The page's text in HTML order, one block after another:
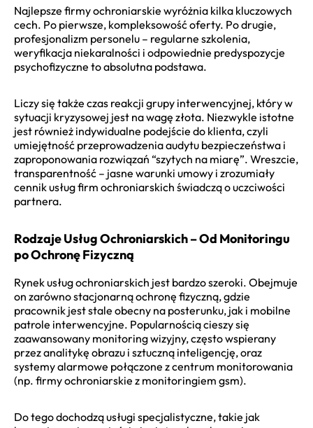
Najlepsze firmy ochroniarskie wyróżnia kilka kluczowych
cech. Po pierwsze, kompleksowość oferty. Po drugie,
profesjonalizm personelu – regularne szkolenia,
weryfikacja niekaralności i odpowiednie predyspozycje
psychofizyczne to absolutna podstawa.
Liczy się także czas reakcji grupy interwencyjnej, który w
sytuacji kryzysowej jest na wagę złota. Niezwykle istotne
jest również indywidualne podejście do klienta, czyli
umiejętność przeprowadzenia audytu bezpieczeństwa i
zaproponowania rozwiązań “szytych na miarę”. Wreszcie,
transparentność – jasne warunki umowy i zrozumiały
cennik usług firm ochroniarskich świadczą o uczciwości
partnera.
Rodzaje Usług Ochroniarskich – Od Monitoringu
po Ochronę Fizyczną
Rynek usług ochroniarskich jest bardzo szeroki. Obejmuje
on zarówno stacjonarną ochronę fizyczną, gdzie
pracownik jest stale obecny na posterunku, jak i mobilne
patrole interwencyjne. Popularnością cieszy się
zaawansowany monitoring wizyjny, często wspierany
przez analitykę obrazu i sztuczną inteligencję, oraz
systemy alarmowe połączone z centrum monitorowania
(np. firmy ochroniarskie z monitoringiem gsm).
Do tego dochodzą usługi specjalistyczne, takie jak